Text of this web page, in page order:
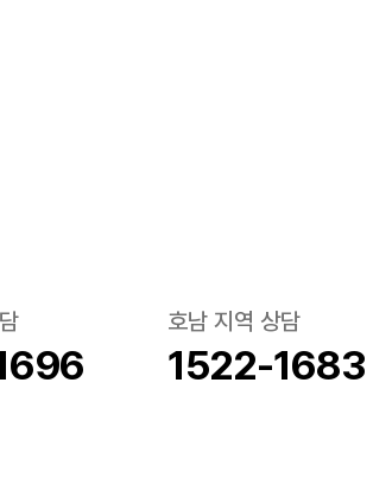
호남 지역 상담
1522-1683